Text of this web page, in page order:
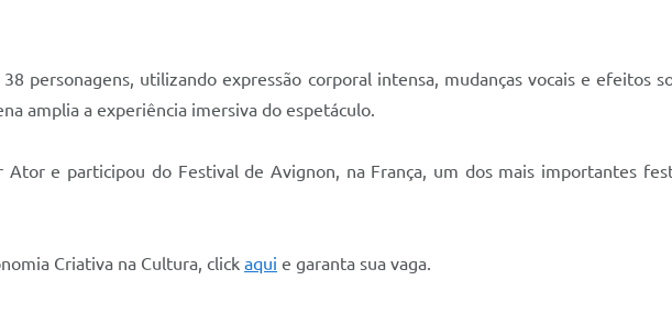
personagens, utilizando expressão corporal intensa, mudanças vocais e efeitos
amplia a experiência imersiva do espetáculo.
e participou do Festival de Avignon, na França, um dos mais importantes
Criativa na Cultura, click aqui e garanta sua vaga.